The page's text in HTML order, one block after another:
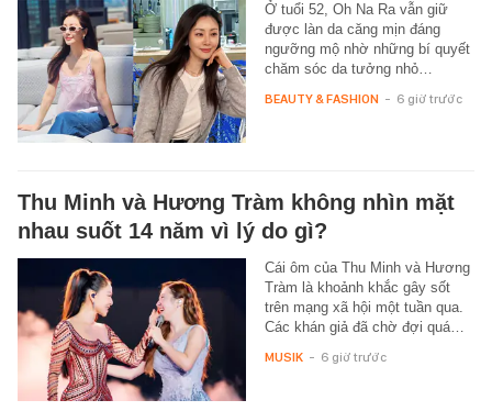
Ở tuổi 52, Oh Na Ra vẫn giữ
được làn da căng mịn đáng
ngưỡng mộ nhờ những bí quyết
chăm sóc da tưởng nhỏ…
BEAUTY & FASHION - 6 giờ trước
Thu Minh và Hương Tràm không nhìn mặt
nhau suốt 14 năm vì lý do gì?
Cái ôm của Thu Minh và Hương
Tràm là khoảnh khắc gây sốt
trên mạng xã hội một tuần qua.
Các khán giả đã chờ đợi quá…
MUSIK - 6 giờ trước